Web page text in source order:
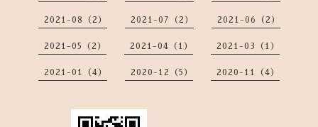
2021-08（2） 2021-07（2） 2021-06（2）
2021-05（2） 2021-04（1） 2021-03（1）
2021-01（4） 2020-12（5） 2020-11（4）